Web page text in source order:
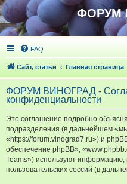
ФОРУМ
FAQ
Сайт, статьи Главная страница
ФОРУМ ВИНОГРАД -
конфиденциальности
Это соглашение подробно
подразделения (в дальнейшем
«https://forum.vinograd7.ru») и
обеспечение phpBB»,
Teams») используют
пользовательских сессий (в